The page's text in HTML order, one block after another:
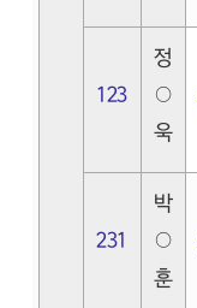
123
정
○
욱
231
박
○
훈